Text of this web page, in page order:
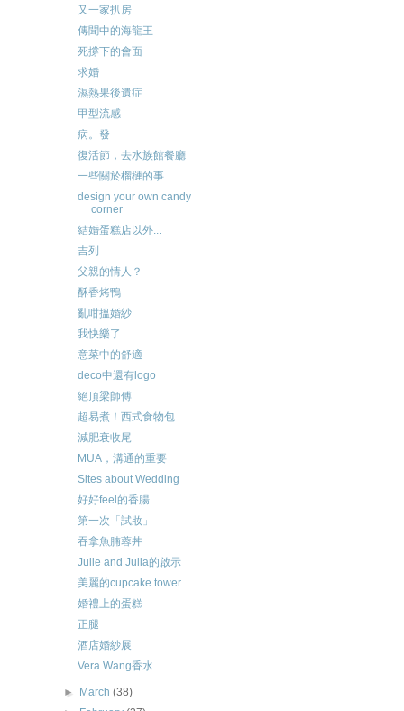
又一家扒房
傳聞中的海龍王
死撐下的會面
求婚
濕熱果後遺症
甲型流感
病。發
復活節，去水族館餐廳
一些關於榴槤的事
design your own candy
corner
結婚蛋糕店以外...
吉列
父親的情人？
酥香烤鴨
亂咁搵婚紗
我快樂了
意菜中的舒適
deco中還有logo
絕頂梁師傅
超易煮！西式食物包
減肥衰收尾
MUA，溝通的重要
Sites about Wedding
好好feel的香腸
第一次「試妝」
吞拿魚腩蓉丼
Julie and Julia的啟示
美麗的cupcake tower
婚禮上的蛋糕
正腿
酒店婚紗展
Vera Wang香水
► March(38)